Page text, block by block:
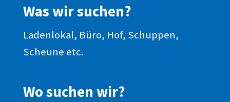
Was wir suchen?
Ladenlokal, Büro, Hof, Schuppen,
Scheune etc.
Wo suchen wir?